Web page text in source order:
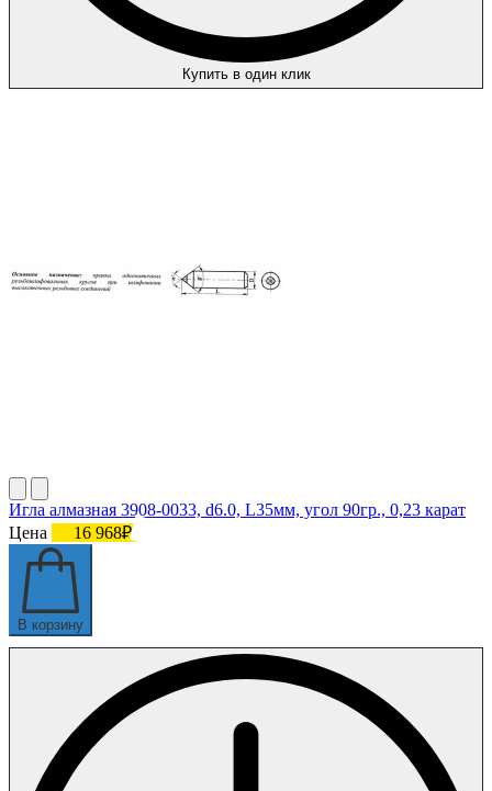
Купить в один клик
Игла алмазная 3908-0033, d6.0, L35мм, угол 90гр., 0,23 карат
Цена
16 968₽
В корзину